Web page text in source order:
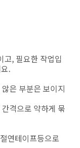
고, 필요한 작업입
.
은 부분은 보이지
격으로 약하게 묶
연테이프등으로